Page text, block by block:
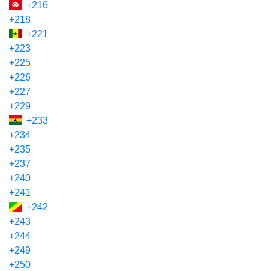
+216
+218
+221
+223
+225
+226
+227
+229
+233
+234
+235
+237
+240
+241
+242
+243
+244
+249
+250